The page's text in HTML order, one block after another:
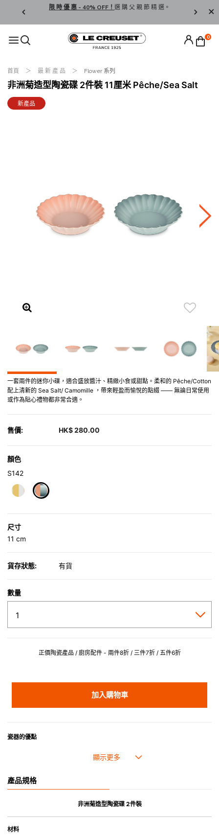
限 時 優 惠 - 40% OFF！ 選 購 父 親 節 精 選。
登
0
首頁 最 新 產 品 Flower 系列
非洲菊造型陶瓷碟 2件裝 11厘米 Pêche/Sea Salt
新產品
一套兩件的迷你小碟，適合盛放醬汁、精緻小食或甜點。柔和的 Pêche/Cotton
配上清新的 Sea Salt/ Camomille ，帶來輕盈而愉悅的點綴 —— 無論日常使用
或作為貼心禮物都非常合適。
售價: HK$ 280.00
顏色
S142
尺寸
11 cm
貨存狀態: 有貨
數量
正價陶瓷產品 / 廚房配件 - 兩件8折 / 三件7折 / 五件6折
加入購物車
瓷器的優點
• 耐熱性極佳，適用於微波爐，也可放入焗爐，耐熱程度高達260℃。
• 可用於洗碗機。
• 合乎食用安全的塗層表面，幾乎不黏，食物容易脫落，清洗方便。
*不可直接用於熱源上
產品規格
非洲菊造型陶瓷碟 2件裝
材料